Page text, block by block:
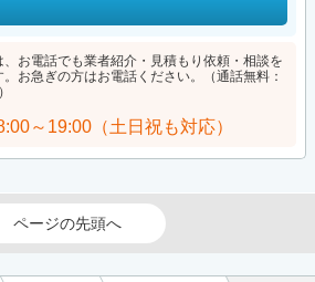
お電話でも業者紹介・見積もり依頼・相談を
お急ぎの方はお電話ください。（通話無料：
～19:00（土日祝も対応）
ページの先頭へ